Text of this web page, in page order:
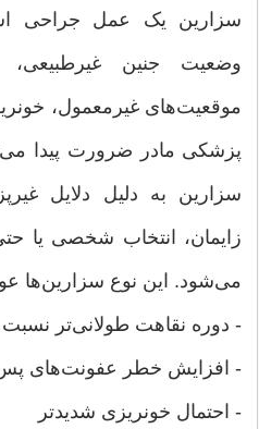
سزارین یک عمل جراحی
وضعیت جنین
موقعیت‌های غیرمعمول،
پزشکی مادر ضرورت پیدا
سزارین به دلیل دلایل
زایمان، انتخاب شخصی یا
می‌شود. این نوع سزارین‌ها
- دوره نقاهت طولانی‌تر نسبت
- افزایش خطر عفونت‌های پس
- احتمال خونریزی شدیدتر